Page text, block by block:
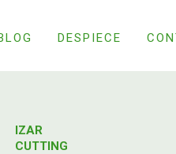
DESPIECE
IZAR
CUTTING